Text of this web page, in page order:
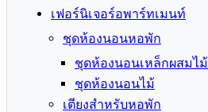
เฟอร์นิเจอร์อพาร์ทเมนท์
ชุดห้องนอนหอพัก
ชุดห้องนอนเหล็กผสมไม้
ชุดห้องนอนไม้
เตียงสำหรับหอพัก